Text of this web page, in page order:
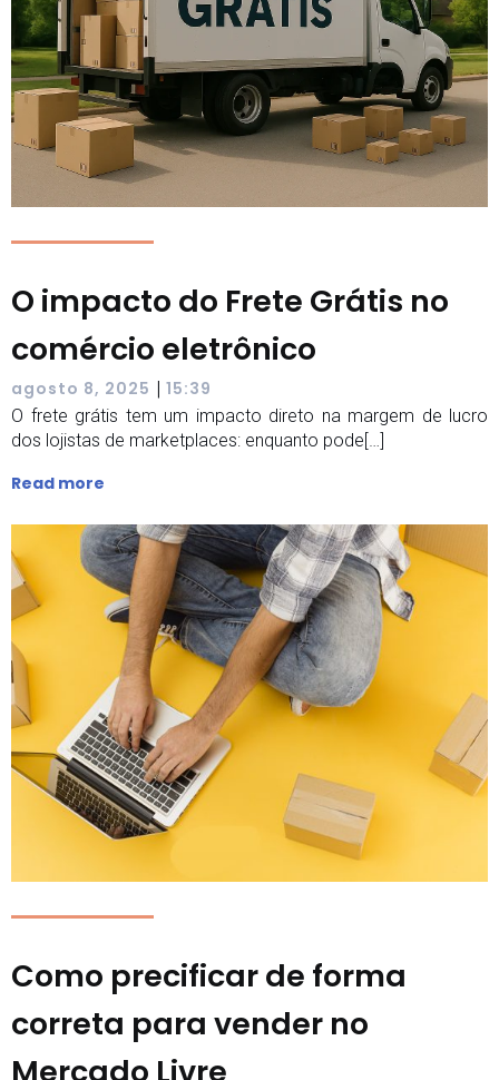
O impacto do Frete Grátis no
comércio eletrônico
agosto 8, 2025 | 15:39
O frete grátis tem um impacto direto na margem de lucro
dos lojistas de marketplaces: enquanto pode[…]
Read more
Como precificar de forma
correta para vender no
Mercado Livre